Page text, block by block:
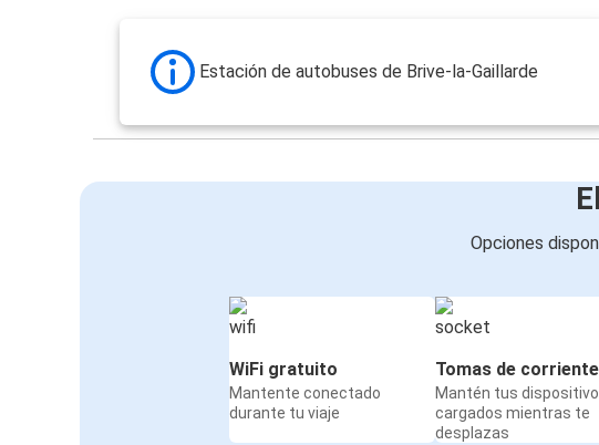
Estación de autobuses de Brive-la-Gaillarde
Opciones
WiFi gratuito
Mantente conectado
durante tu viaje
Tomas de corriente
Mantén tus
cargados mientras te
desplazas